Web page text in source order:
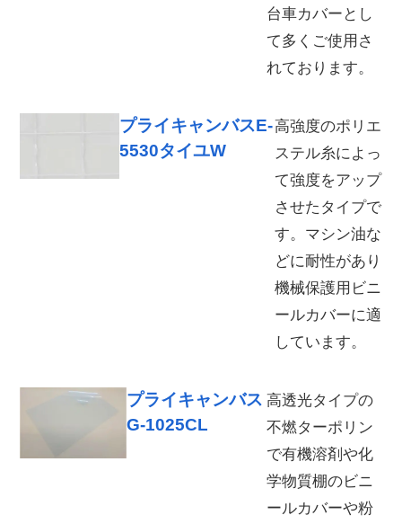
台車カバーとし
て多くご使用さ
れております。
プライキャンバスE-
5530タイユW
高強度のポリエ
ステル糸によっ
て強度をアップ
させたタイプで
す。マシン油な
どに耐性があり
機械保護用ビニ
ールカバーに適
しています。
プライキャンバス
G-1025CL
高透光タイプの
不燃ターポリン
で有機溶剤や化
学物質棚のビニ
ールカバーや粉